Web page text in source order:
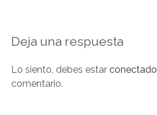
Deja una respuesta
Lo siento, debes estar conectado
comentario.